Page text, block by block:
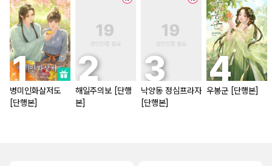
병미인화살저도
[단행본]
해일주의보 [단행
본]
낙양동 정심프라자
[단행본]
우봉군 [단행본]